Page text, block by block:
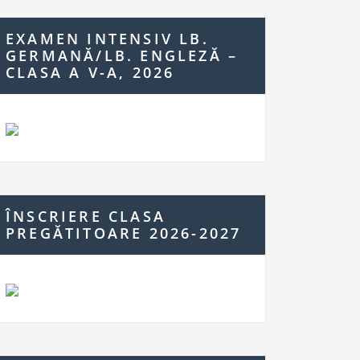
h
f
o
r:
EXAMEN INTENSIV LB.
GERMANĂ/LB. ENGLEZĂ –
CLASA A V-A, 2026
ÎNSCRIERE CLASA
PREGĂTITOARE 2026-2027